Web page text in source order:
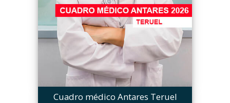
Cuadro médico Antares Teruel